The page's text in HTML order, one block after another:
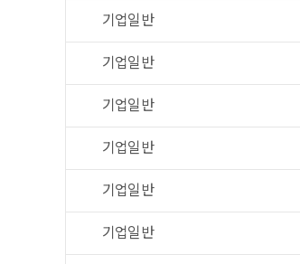
기업일반
기업일반
기업일반
기업일반
기업일반
기업일반